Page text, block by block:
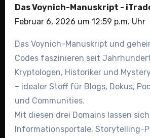
Das Voynich-Manuskript -
Februar 6, 2026 um 12:59 p.m. Uhr
Das Voynich-Manuskript und
Codes faszinieren seit
Kryptologen, Historiker und
– idealer Stoff für Blogs, Dokus,
und Communities.
Mit diesen drei Domains lassen sich
Informationsportale, Storytelling-